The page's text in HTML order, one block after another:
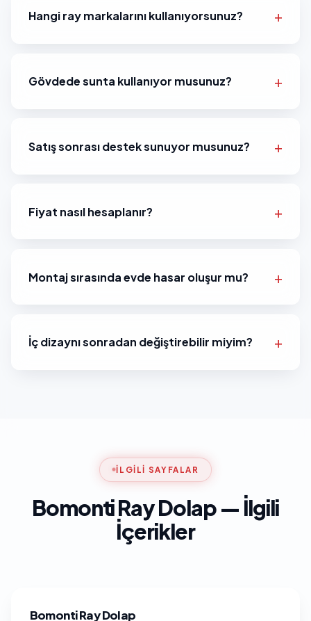
Hangi ray markalarını kullanıyorsunuz?
Gövdede sunta kullanıyor musunuz?
Satış sonrası destek sunuyor musunuz?
Fiyat nasıl hesaplanır?
Montaj sırasında evde hasar oluşur mu?
İç dizaynı sonradan değiştirebilir miyim?
İLGILI SAYFALAR
Bomonti Ray Dolap — İlgili
İçerikler
Bomonti Ray Dolap